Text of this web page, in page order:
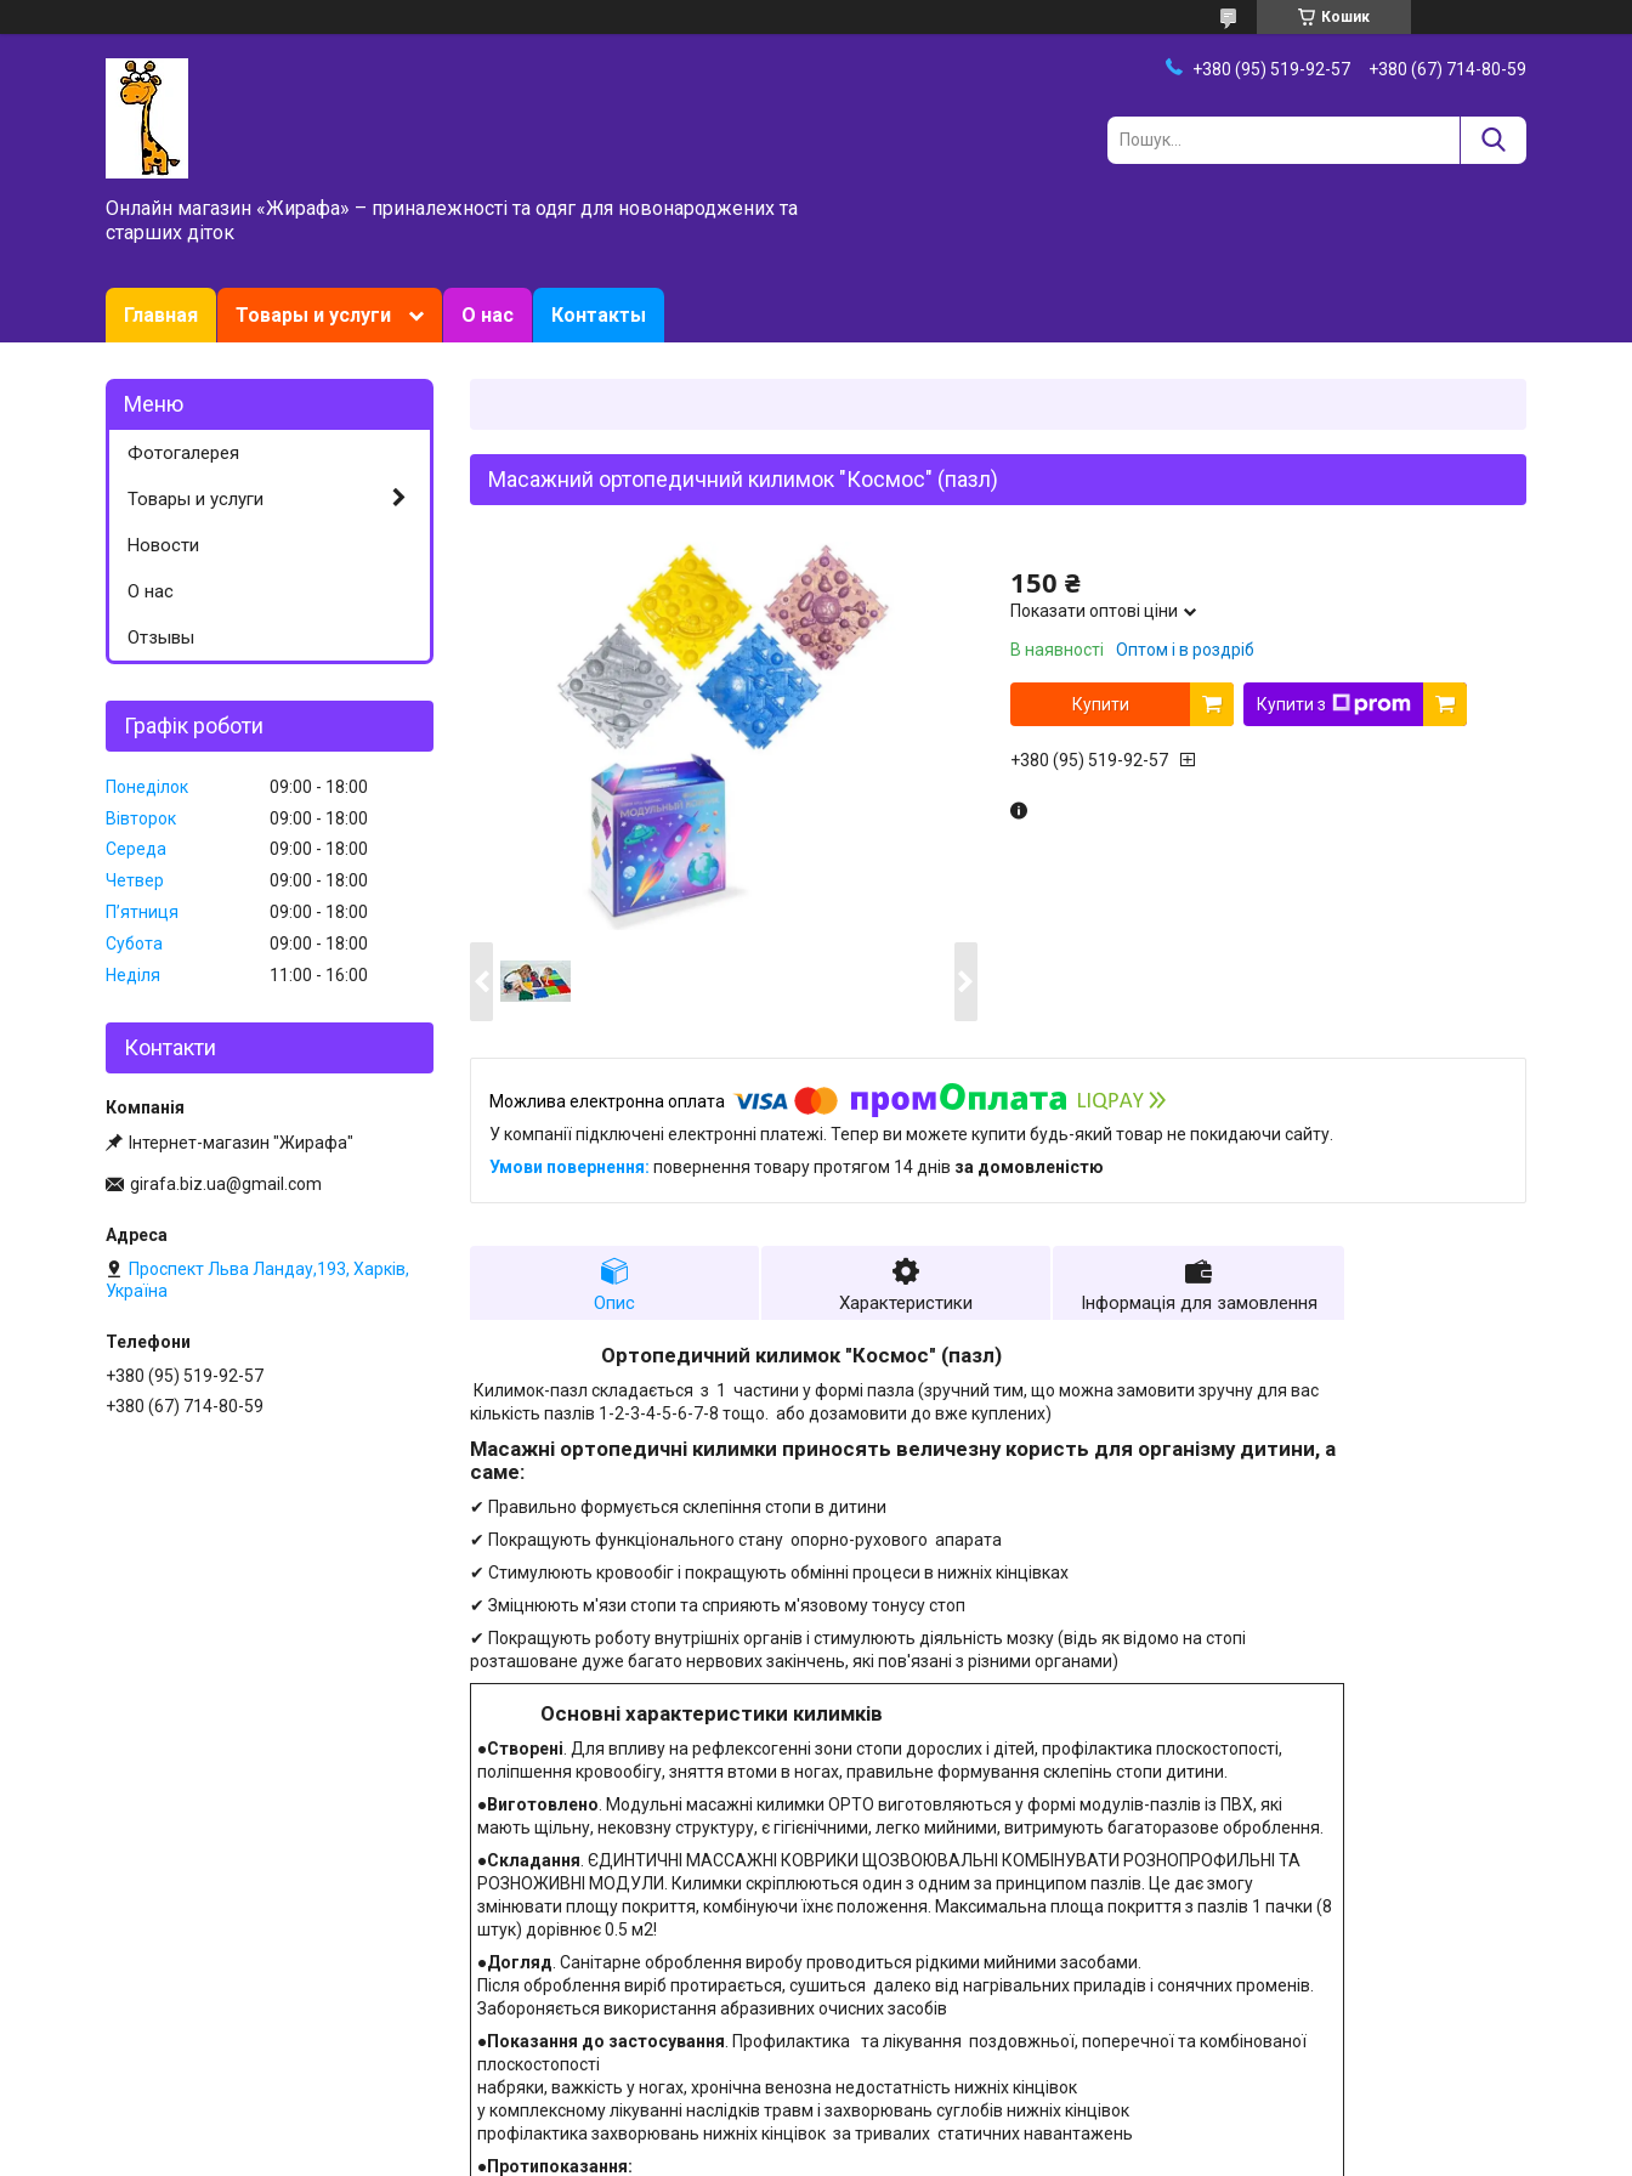
Кошик
Онлайн магазин «Жирафа» – приналежності та одяг для новонароджених та
старших діток
+380 (95) 519-92-57 +380 (67) 714-80-59
Главная Товары и услуги О нас Контакты
Масажний ортопедичний килимок "Космос" (пазл)
150 ₴
Показати оптові ціни
В наявності
Оптом і в роздріб
Купити Купити з
+380 (95) 519-92-57
У компанії підключені електронні платежі. Тепер ви можете купити будь-який товар не покидаючи сайту.
повернення товару протягом 14 днів за домовленістю
Опис Характеристики Інформація для замовлення
Ортопедичний килимок "Космос" (пазл)
Килимок-пазл складається з 1 частини у формі пазла (зручний тим, що можна замовити зручну для вас
кількість пазлів 1-2-3-4-5-6-7-8 тощо. або дозамовити до вже куплених)
Масажні ортопедичні килимки приносять величезну користь для організму дитини, а
саме:
✔ Правильно формується склепіння стопи в дитини
✔ Покращують функціонального стану опорно-рухового апарата
✔ Стимулюють кровообіг і покращують обмінні процеси в нижніх кінцівках
✔ Зміцнюють м'язи стопи та сприяють м'язовому тонусу стоп
✔ Покращують роботу внутрішніх органів і стимулюють діяльність мозку (відь як відомо на стопі
розташоване дуже багато нервових закінчень, які пов'язані з різними органами)
Основні характеристики килимків
●Створені. Для впливу на рефлексогенні зони стопи дорослих і дітей, профілактика плоскостопості,
поліпшення кровообігу, зняття втоми в ногах, правильне формування склепінь стопи дитини.
● Виготовлено. Модульні масажні килимки ОРТО виготовляються у формі модулів-пазлів із ПВХ, які
мають щільну, нековзну структуру, є гігієнічними, легко мийними, витримують багаторазове оброблення.
●Складання. ЄДИНТИЧНІ МАССАЖНІ КОВРИКИ ЩОЗВОЮВАЛЬНІ КОМБІНУВАТИ РОЗНОПРОФИЛЬНІ ТА
РОЗНОЖИВНІ МОДУЛИ. Килимки скріплюються один з одним за принципом пазлів. Це дає змогу
змінювати площу покриття, комбінуючи їхнє положення. Максимальна площа покриття з пазлів 1 пачки (8
штук) дорівнює 0.5 м2!
●Догляд. Санітарне оброблення виробу проводиться рідкими мийними засобами.
Після оброблення виріб протирається, сушиться далеко від нагрівальних приладів і сонячних променів.
Забороняється використання абразивних очисних засобів
● Показання до застосування. Профилактика та лікування поздовжньої, поперечної та комбінованої
плоскостопості
набряки, важкість у ногах, хронічна венозна недостатність нижніх кінцівок
у комплексному лікуванні наслідків травм і захворювань суглобів нижніх кінцівок
профілактика захворювань нижніх кінцівок за тривалих статичних навантажень
● Протипоказання:
Фотогалерея
Товары и услуги
Новости
О нас
Отзывы
Графік роботи
Понеділок 09:00
18:00
Вівторок
09:00
18:00
Середа
09:00
18:00
Четвер
09:00
18:00
Пʼятниця
09:00
18:00
Субота
09:00
18:00
Неділя
11:00 16:00
Контакти
Інтернет-магазин "Жирафа"
girafa.biz.ua@gmail.com
Проспект Льва Ландау,193, Харків,
Україна
+380 (95) 519-92-57
+380 (67) 714-80-59